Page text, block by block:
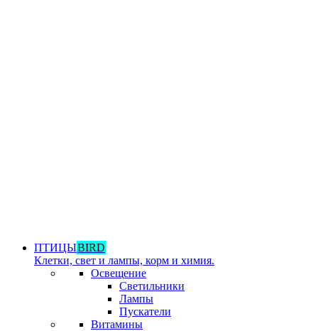
ПТИЦЫBIRD
Клетки, свет и лампы, корм и химия.
Освещение
Светильники
Лампы
Пускатели
Витамины